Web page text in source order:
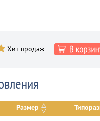
Хит продаж
Размер